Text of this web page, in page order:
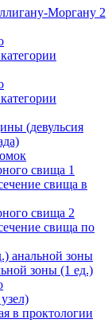
Моргану 2
(девульсия
свища 1
свища в
свища 2
свища по
анальной зоны
зоны (1 ед.)
в проктологии